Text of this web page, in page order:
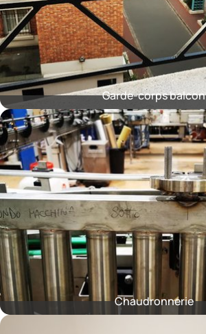
Garde-corps balcon
Chaudronnerie